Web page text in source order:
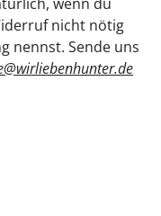
nicht nötig
nennst. Sende uns